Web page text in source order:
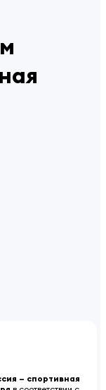
– спортивная